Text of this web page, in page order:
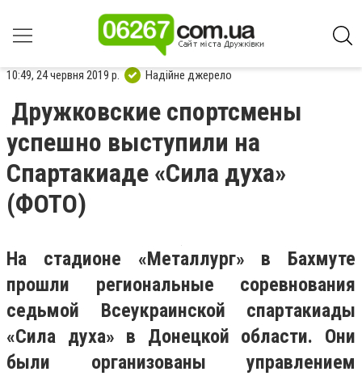
10:49, 24 червня 2019 р. Надійне джерело
Дружковские спортсмены
успешно выступили на
Спартакиаде «Сила духа»
(ФОТО)
На стадионе «Металлург» в Бахмуте
прошли региональные соревнования
седьмой Всеукраинской спартакиады
«Сила духа» в Донецкой области. Они
были организованы управлением